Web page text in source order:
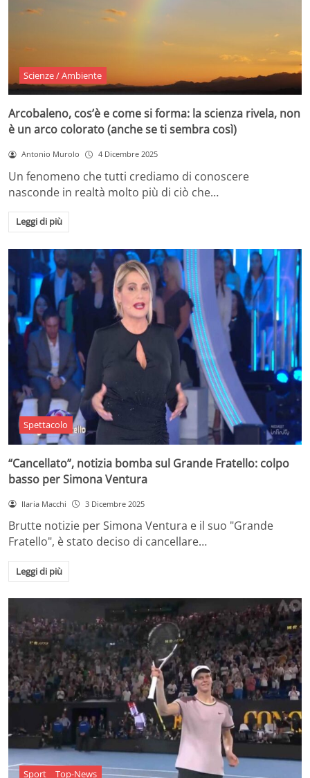
Scienze / Ambiente
Arcobaleno, cos’è e come si forma: la scienza rivela, non
è un arco colorato (anche se ti sembra così)
Antonio Murolo 4 Dicembre 2025
Un fenomeno che tutti crediamo di conoscere
nasconde in realtà molto più di ciò che…
Leggi di più
Spettacolo
“Cancellato”, notizia bomba sul Grande Fratello: colpo
basso per Simona Ventura
Ilaria Macchi 3 Dicembre 2025
Brutte notizie per Simona Ventura e il suo "Grande
Fratello", è stato deciso di cancellare…
Leggi di più
Sport Top-News